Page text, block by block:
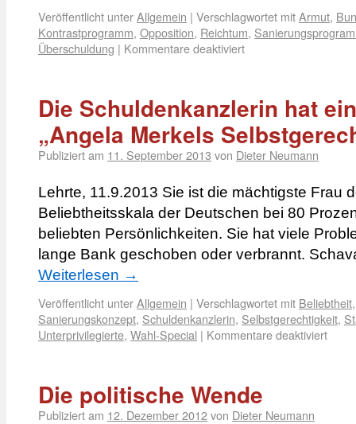
Veröffentlicht unterAllgemein | Verschlagwortet mitArmut,
Kontrastprogramm, Opposition, Reichtum,
Überschuldung | Kommentare deaktiviert
Die Schuldenkanzlerin hat
„Angela Merkels
Publiziert am 11. September 2013 von Dieter Neumann
Lehrte, 11.9.2013 Sie ist die mächtigste Frau
Beliebtheitsskala der Deutschen bei 80
beliebten Persönlichkeiten. Sie hat viele
lange Bank geschoben oder verbrannt.
Weiterlesen →
Veröffentlicht unterAllgemein | Verschlagwortet mit Beliebtheit
Sanierungskonzept, Schuldenkanzlerin, Selbstgerechtigkeit,
Unterprivilegierte, Wahl-Special | Kommentare deaktiviert
Die politische Wende
Publiziert am 12. Dezember 2012von Dieter Neumann